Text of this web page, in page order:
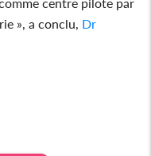
», a conclu, Dr